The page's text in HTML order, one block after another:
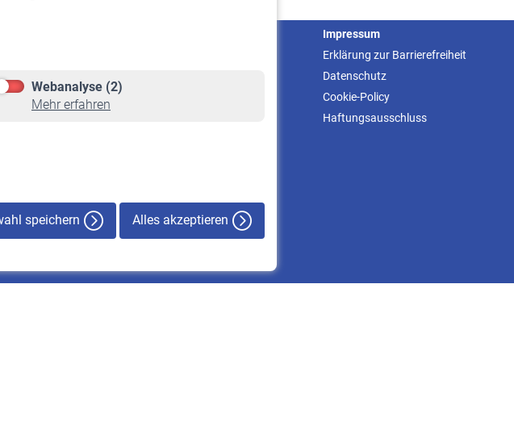
Webanalyse (2)
Mehr erfahren
speichern Alles akzeptieren
beantragen
Impressum
Erklärung zur Barrierefreiheit
Datenschutz
Cookie-Policy
Haftungsausschluss